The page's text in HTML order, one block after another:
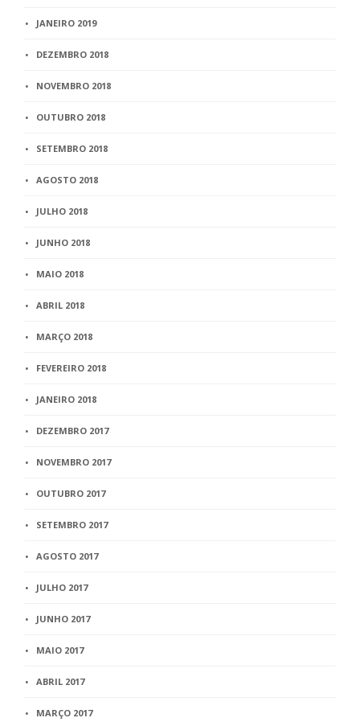
JANEIRO 2019
DEZEMBRO 2018
NOVEMBRO 2018
OUTUBRO 2018
SETEMBRO 2018
AGOSTO 2018
JULHO 2018
JUNHO 2018
MAIO 2018
ABRIL 2018
MARÇO 2018
FEVEREIRO 2018
JANEIRO 2018
DEZEMBRO 2017
NOVEMBRO 2017
OUTUBRO 2017
SETEMBRO 2017
AGOSTO 2017
JULHO 2017
JUNHO 2017
MAIO 2017
ABRIL 2017
MARÇO 2017